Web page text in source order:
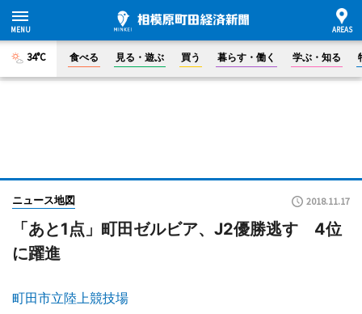
34°C 食べる 見る・遊ぶ 買う 暮らす・働く 学ぶ・知る
ニュース地図 2018.11.17
「あと1点」町田ゼルビア、J2優勝逃す 4位
に躍進
町田市立陸上競技場